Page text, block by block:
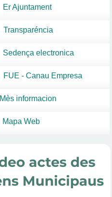
Er Ajuntament
Transparéncia
Sedença electronica
FUE - Canau Empresa
Mès informacion
Mapa Web